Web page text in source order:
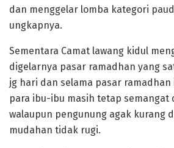
dan menggelar lomba kategori paud
ungkapnya.
Sementara Camat lawang kidul
digelarnya pasar ramadhan yang
jg hari dan selama pasar
para ibu-ibu masih tetap semangat
walaupun pengunung agak kurang
mudahan tidak rugi.